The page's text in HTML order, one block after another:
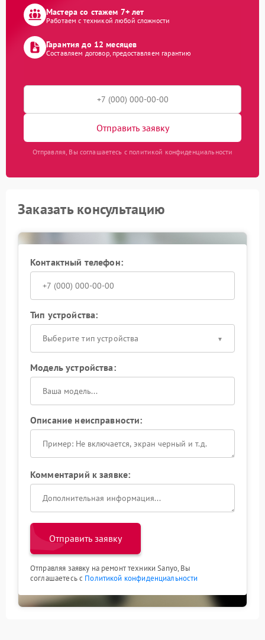
Мастера со стажем 7+ лет
Работаем с техникой любой сложности
Гарантия до 12 месяцев
Составляем договор, предоставляем гарантию
Отправить заявку
Отправляя, Вы соглашаетесь с политикой конфиденциальности
Заказать консультацию
Контактный телефон:
Тип устройства:
Выберите тип устройства
Модель устройства:
Описание неисправности:
Комментарий к заявке:
Отправить заявку
Отправляя заявку на ремонт техники Sanyo, Вы
соглашаетесь с Политикой конфиденциальности